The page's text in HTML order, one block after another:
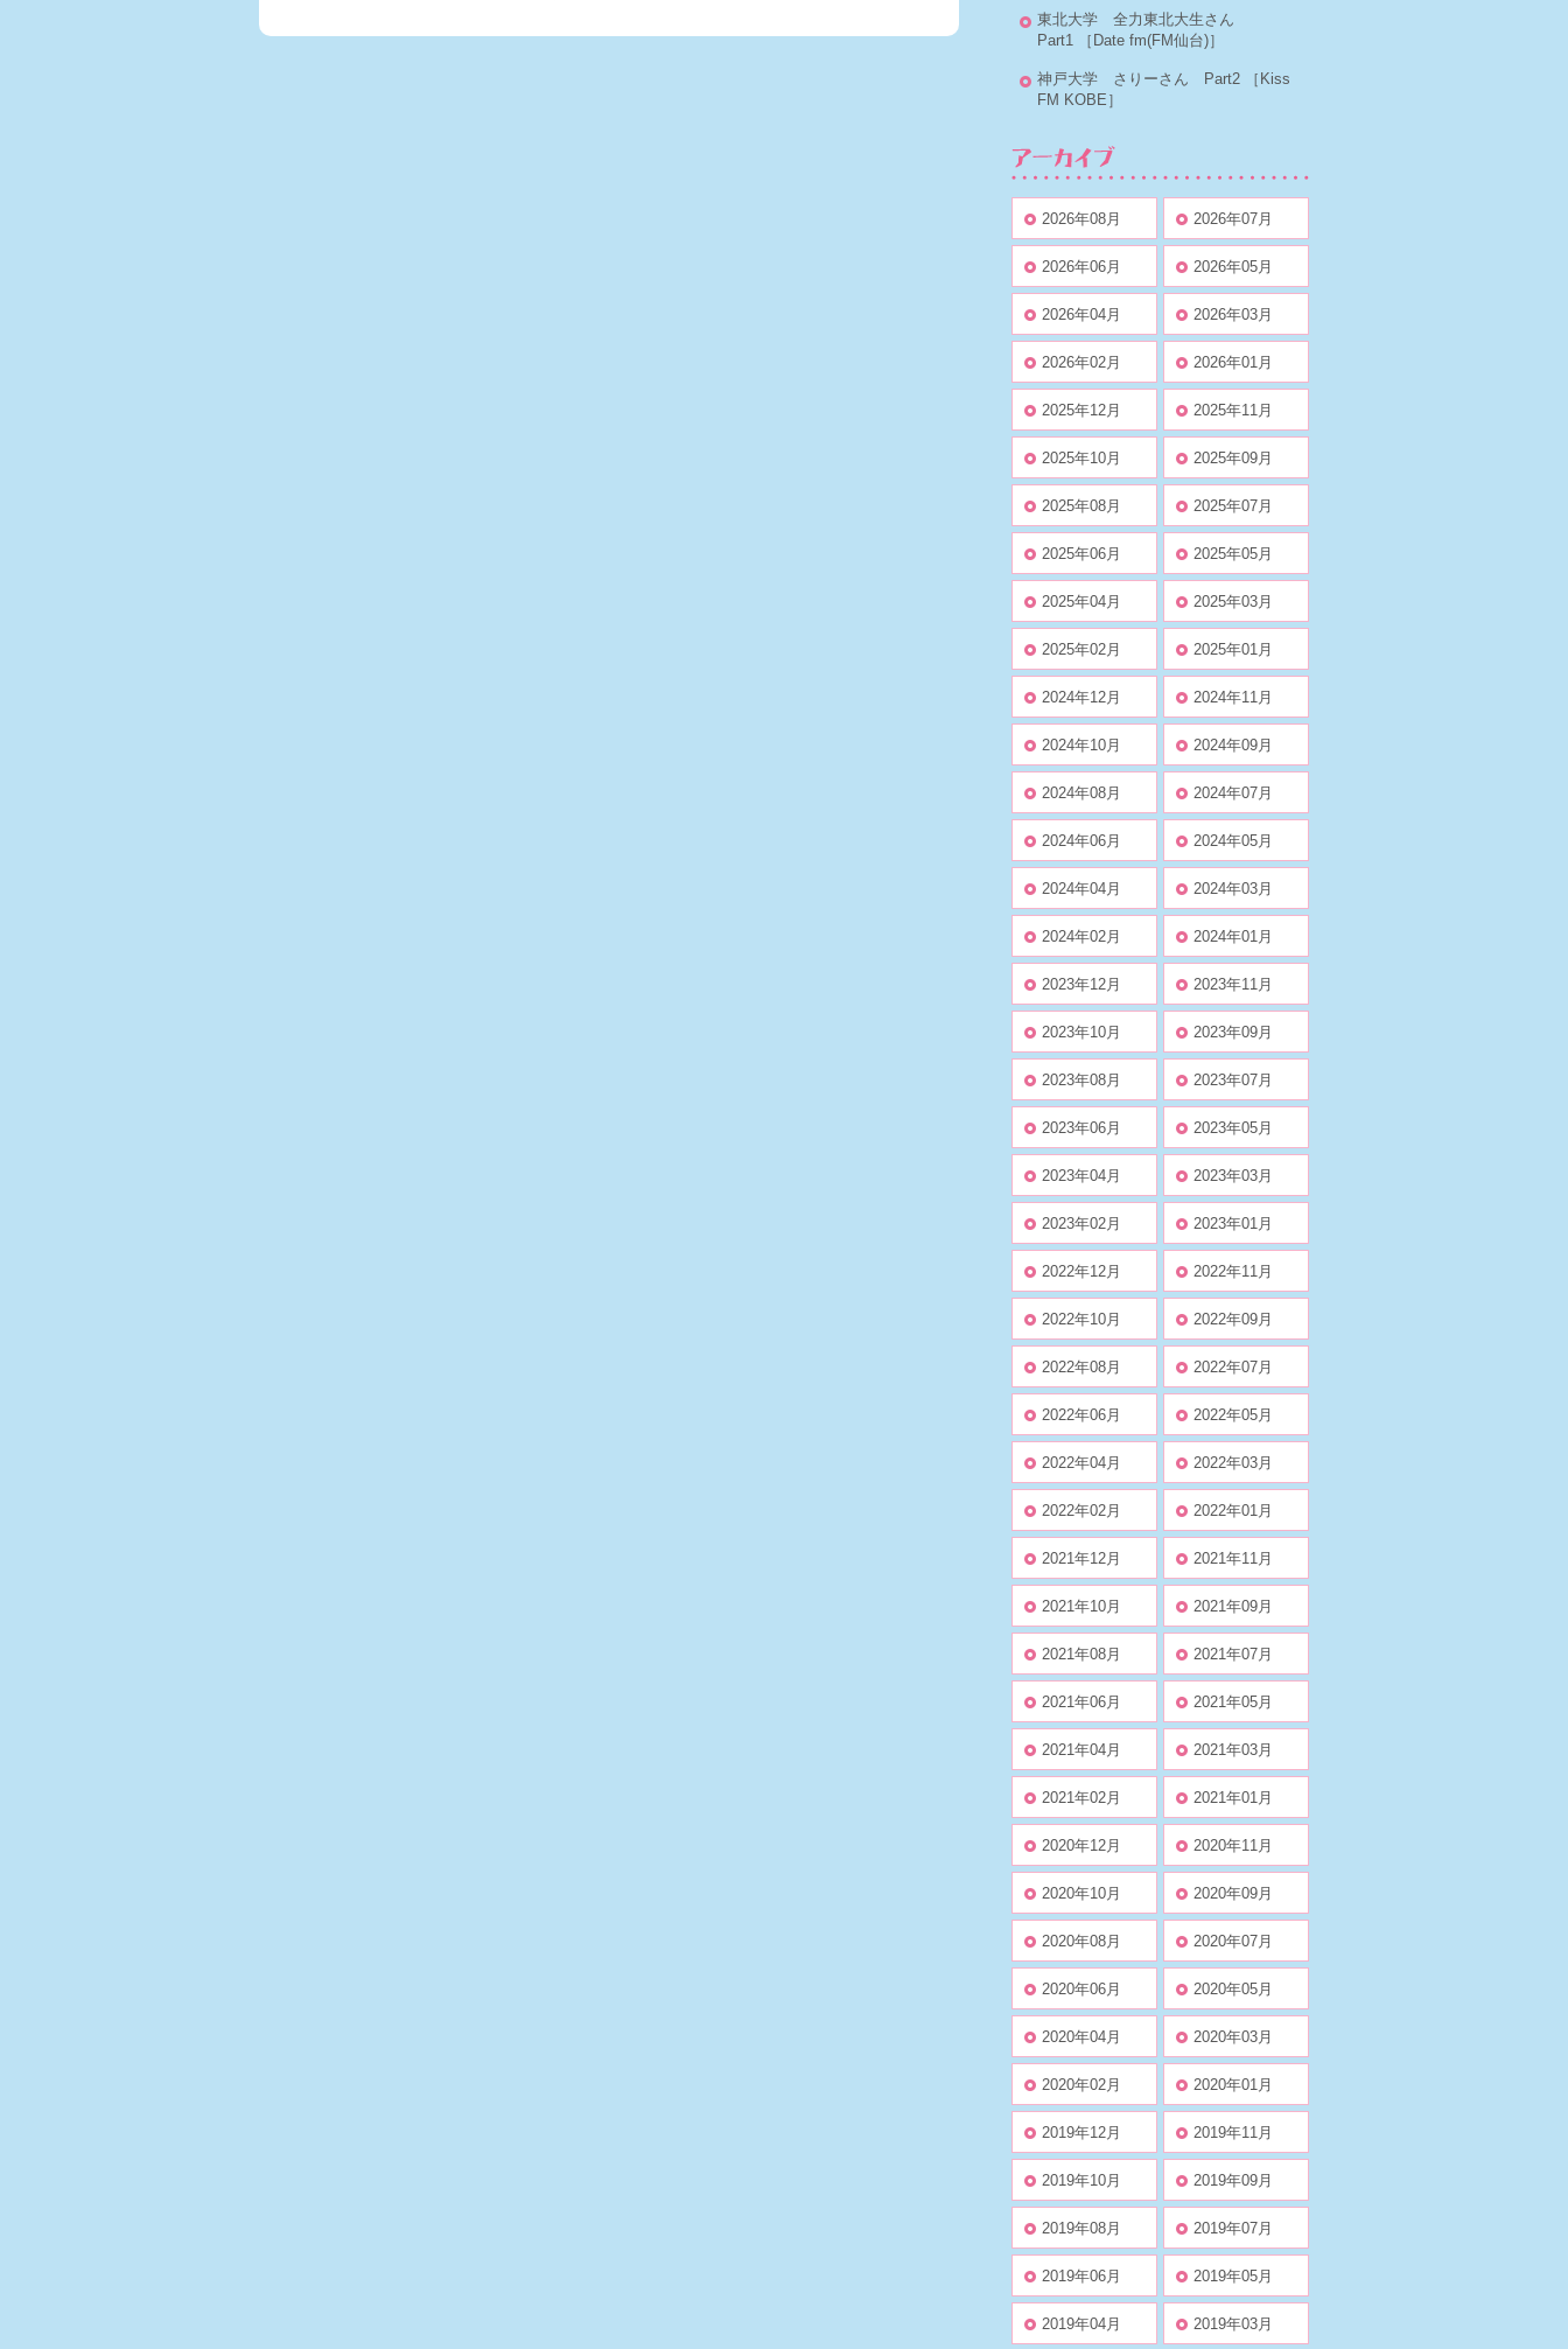
東北大学 全力東北大生さん
Part1
［Date fm(FM仙台)］
神戸大学 さりーさん Part2
［Kiss
FM KOBE］
2026年08月 2026年07月
2026年06月 2026年05月
2026年04月 2026年03月
2026年02月 2026年01月
2025年12月 2025年11月
2025年10月 2025年09月
2025年08月 2025年07月
2025年06月 2025年05月
2025年04月 2025年03月
2025年02月 2025年01月
2024年12月 2024年11月
2024年10月 2024年09月
2024年08月 2024年07月
2024年06月 2024年05月
2024年04月 2024年03月
2024年02月 2024年01月
2023年12月 2023年11月
2023年10月 2023年09月
2023年08月 2023年07月
2023年06月 2023年05月
2023年04月 2023年03月
2023年02月 2023年01月
2022年12月 2022年11月
2022年10月 2022年09月
2022年08月 2022年07月
2022年06月 2022年05月
2022年04月 2022年03月
2022年02月 2022年01月
2021年12月 2021年11月
2021年10月 2021年09月
2021年08月 2021年07月
2021年06月 2021年05月
2021年04月 2021年03月
2021年02月 2021年01月
2020年12月 2020年11月
2020年10月 2020年09月
2020年08月 2020年07月
2020年06月 2020年05月
2020年04月 2020年03月
2020年02月 2020年01月
2019年12月 2019年11月
2019年10月 2019年09月
2019年08月 2019年07月
2019年06月 2019年05月
2019年04月 2019年03月